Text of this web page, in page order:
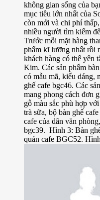
không gian sống của
mục tiêu lớn nhất của
còn mới và chi phí
nhiều người tìm kiếm
Trước mỗi mặt hàng
phẩm kĩ lưỡng nhất rồi
khách hàng có thể yên
Kim. Các sản phẩm
có mẫu mã, kiểu dáng,
ghế cafe bgc46. Các
mang phong cách đơn
gỗ màu sắc phù hợp
trà sữa, bộ bàn ghế
cafe của dân văn
bgc39. Hình 3: Bàn
quán cafe BGC52.